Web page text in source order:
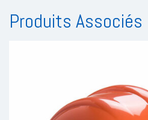
Produits Associés